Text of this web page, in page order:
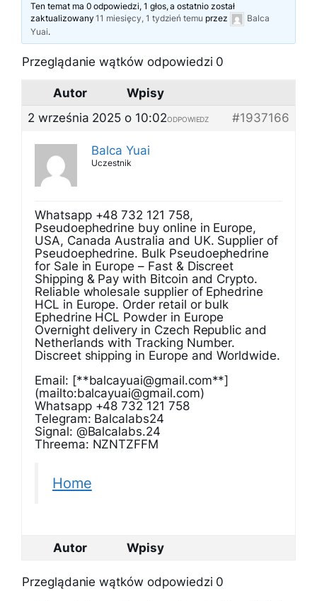
Ten temat ma 0 odpowiedzi, 1 głos, a ostatnio został
zaktualizowany11 miesięcy, 1 tydzień temu przez
Balca
Yuai.
Przeglądanie wątków odpowiedzi 0
Autor
Wpisy
2 września 2025 o 10:02
#1937166
ODPOWIEDZ
Balca Yuai
Uczestnik
Whatsapp +48 732 121 758,
Pseudoephedrine buy online in Europe,
USA, Canada Australia and UK. Supplier of
Pseudoephedrine. Bulk Pseudoephedrine
for Sale in Europe – Fast & Discreet
Shipping & Pay with Bitcoin and Crypto.
Reliable wholesale supplier of Ephedrine
HCL in Europe. Order retail or bulk
Ephedrine HCL Powder in Europe
Overnight delivery in Czech Republic and
Netherlands with Tracking Number.
Discreet shipping in Europe and Worldwide.
Email: [**balcayuai@gmail.com**]
(mailto:balcayuai@gmail.com)
Whatsapp +48 732 121 758
Telegram: Balcalabs24
Signal: @Balcalabs.24
Threema: NZNTZFFM
Home
Autor Wpisy
Przeglądanie wątków odpowiedzi 0